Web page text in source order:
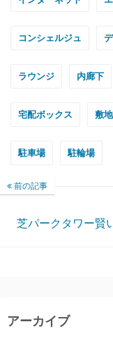
コンシェルジュ
ラウンジ 内廊下
宅配ボックス 敷
駐車場 駐輪場
前の記事
芝パークタワー賢
アーカイブ